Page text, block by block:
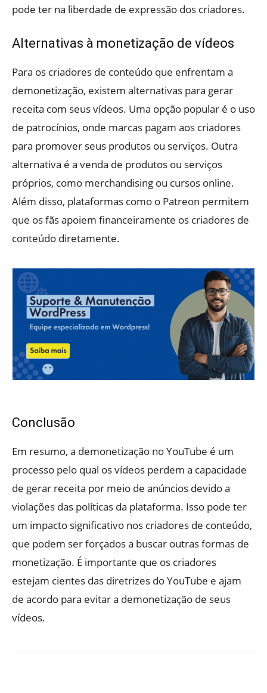
pode ter na liberdade de expressão dos criadores.
Alternativas à monetização de vídeos
Para os criadores de conteúdo que enfrentam a
demonetização, existem alternativas para gerar
receita com seus vídeos. Uma opção popular é o uso
de patrocínios, onde marcas pagam aos criadores
para promover seus produtos ou serviços. Outra
alternativa é a venda de produtos ou serviços
próprios, como merchandising ou cursos online.
Além disso, plataformas como o Patreon permitem
que os fãs apoiem financeiramente os criadores de
conteúdo diretamente.
Conclusão
Em resumo, a demonetização no YouTube é um
processo pelo qual os vídeos perdem a capacidade
de gerar receita por meio de anúncios devido a
violações das políticas da plataforma. Isso pode ter
um impacto significativo nos criadores de conteúdo,
que podem ser forçados a buscar outras formas de
monetização. É importante que os criadores
estejam cientes das diretrizes do YouTube e ajam
de acordo para evitar a demonetização de seus
vídeos.